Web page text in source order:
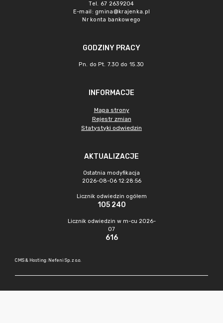
Tel. 67 2639204
E-mail: gmina@krajenka.pl
Nr konta bankowego
GODZINY PRACY
Pn. do Pt. 7.30 do 15.30
INFORMACJE
Mapa strony
Rejestr zmian
Statystyki odwiedzin
AKTUALIZACJE
Ostatnia modyfikacja
2026-08-06 12:28:56
Licznik odwiedzin ogółem
105 240
Licznik odwiedzin w m-cu 2026-
07
616
CMS & Hosting: Nefeni Sp. z o.o.